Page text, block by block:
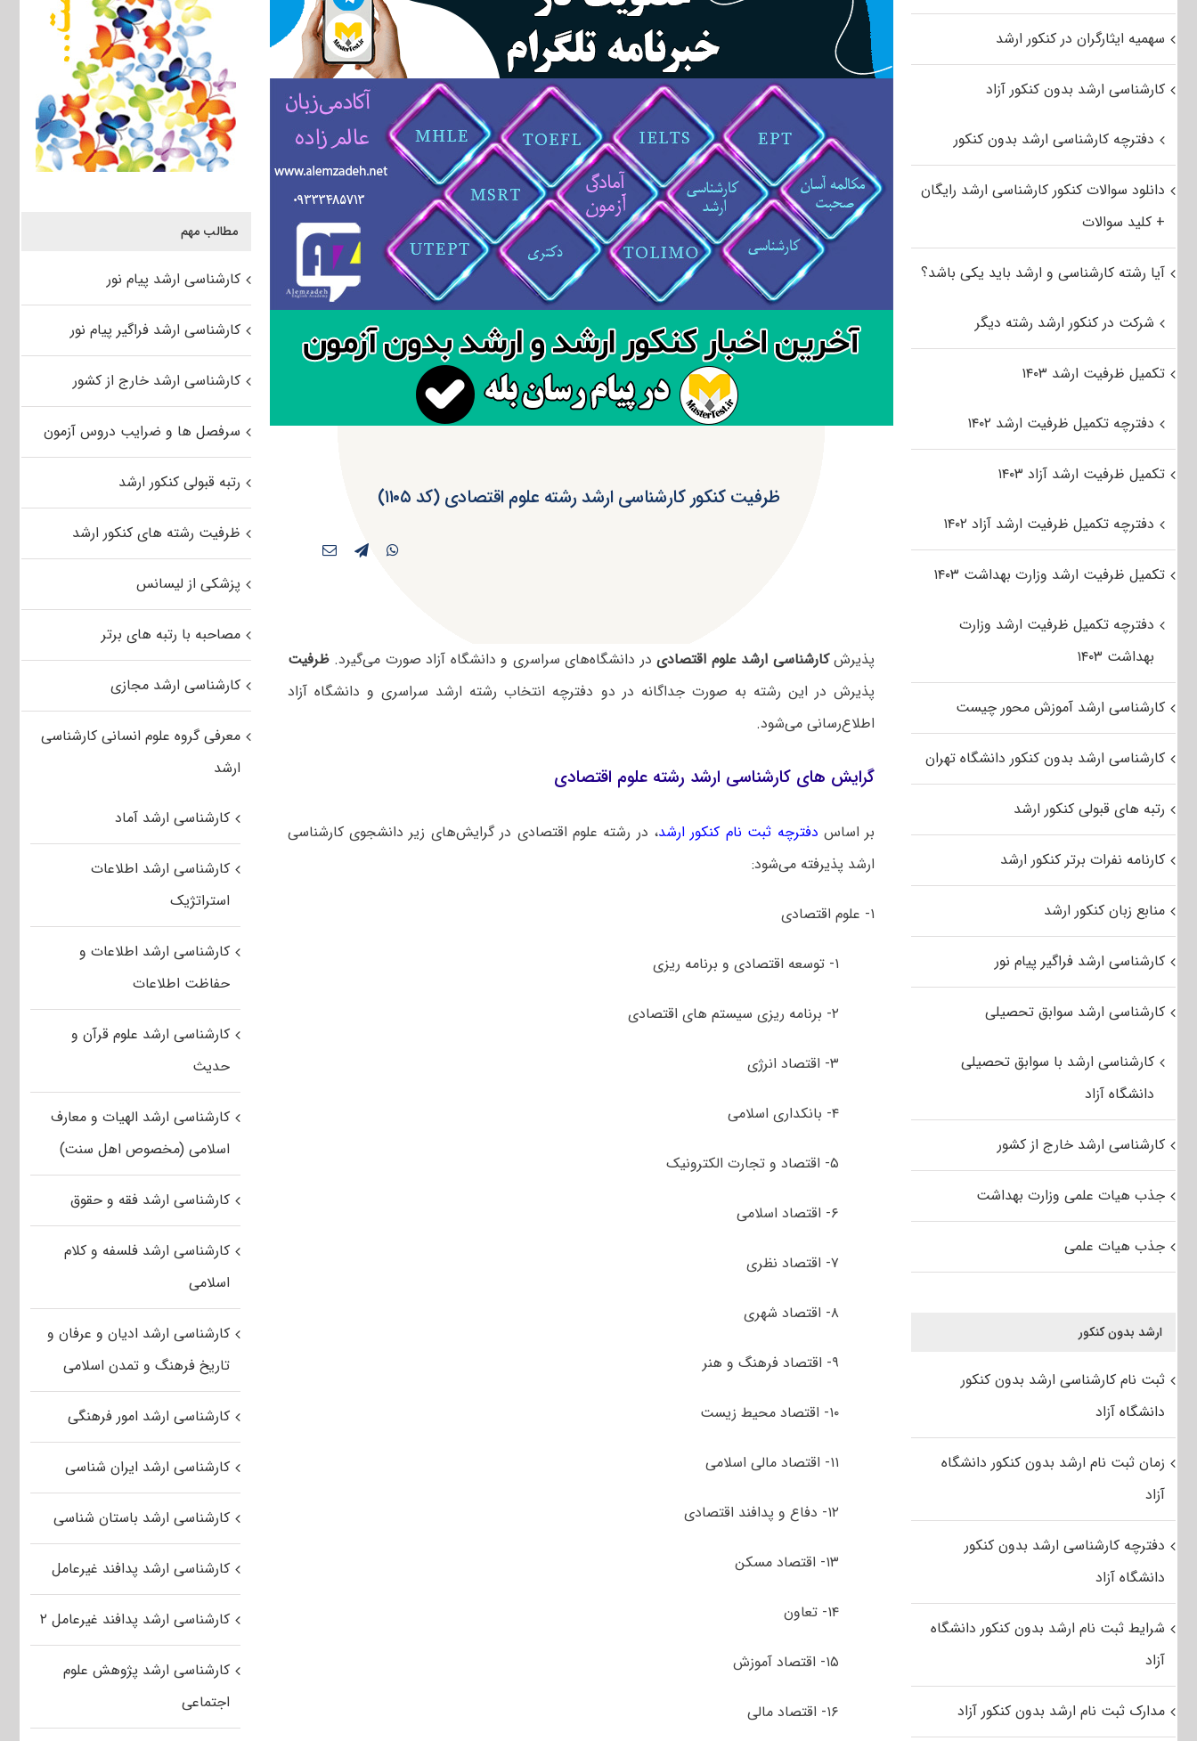
ظرفیت کنکور کارشناسی ارشد رشته علوم اقتصادی (کد ۱۱۰۵)
پذیرشکارشناسی ارشد علوم اقتصادیدر دانشگاه‌های سراسری و دانشگاه آزاد صورت می‌گیرد.ظرفیت
پذیرش در این رشته به صورت جداگانه در دو دفترچه انتخاب رشته ارشد سراسری و دانشگاه آزاد
اطلاع‌رسانی می‌شود.
گرایش های کارشناسی ارشد رشته علوم اقتصادی
بر اساس دفترچه ثبت نام کنکور ارشد، در رشته علوم اقتصادی در گرایش‌های زیر دانشجوی کارشناسی
ارشد پذیرفته می‌شود:
۱- علوم اقتصادی
۱- توسعه اقتصادی و برنامه ­ریزی
۲- برنامه­ ریزی سیستم­ های اقتصادی
۳- اقتصاد انرژی
۴- بانکداری اسلامی
۵- اقتصاد و تجارت الکترونیک
۶- اقتصاد اسلامی
۷- اقتصاد نظری
۸- اقتصاد شهری
۹- اقتصاد فرهنگ و هنر
۱۰- اقتصاد محیط زیست
۱۱- اقتصاد مالی اسلامی
۱۲- دفاع و پدافند اقتصادی
۱۳- اقتصاد مسکن
۱۴- تعاون
۱۵- اقتصاد آموزش
۱۶- اقتصاد مالی
مطالب مهم
کارشناسی ارشد پیام نور
کارشناسی ارشد فراگیر پیام نور
کارشناسی ارشد خارج از کشور
سرفصل ها و ضرایب دروس آزمون
رتبه قبولی کنکور ارشد
ظرفیت رشته های کنکور ارشد
پزشکی از لیسانس
مصاحبه با رتبه های برتر
کارشناسی ارشد مجازی
معرفی گروه علوم انسانی کارشناسی
ارشد
کارشناسی ارشد آماد
کارشناسی ارشد اطلاعات
استراتژیک
کارشناسی ارشد اطلاعات و
حفاظت اطلاعات
کارشناسی ارشد علوم قرآن و
حدیث
کارشناسی ارشد الهیات و معارف
اسلامی (مخصوص اهل سنت)
کارشناسی ارشد فقه و حقوق
کارشناسی ارشد فلسفه و کلام
اسلامی
کارشناسی ارشد ادیان و عرفان و
تاریخ فرهنگ و تمدن اسلامی
کارشناسی ارشد امور فرهنگی
کارشناسی ارشد ایران شناسی
کارشناسی ارشد باستان شناسی
کارشناسی ارشد پدافند غیرعامل
کارشناسی ارشد پدافند غیرعامل ۲
کارشناسی ارشد پژوهش علوم
اجتماعی
سهمیه ایثارگران در کنکور ارشد
کارشناسی ارشد بدون کنکور آزاد
دفترچه کارشناسی ارشد بدون کنکور
دانلود سوالات کنکور کارشناسی ارشد رایگان
+ کلید سوالات
آیا رشته کارشناسی و ارشد باید یکی باشد؟
شرکت در کنکور ارشد رشته دیگر
تکمیل ظرفیت ارشد ۱۴۰۳
دفترچه تکمیل ظرفیت ارشد ۱۴۰۲
تکمیل ظرفیت ارشد آزاد ۱۴۰۳
دفترچه تکمیل ظرفیت ارشد آزاد ۱۴۰۲
تکمیل ظرفیت ارشد وزارت بهداشت ۱۴۰۳
دفترچه تکمیل ظرفیت ارشد وزارت
بهداشت ۱۴۰۳
کارشناسی ارشد آموزش محور چیست
کارشناسی ارشد بدون کنکور دانشگاه تهران
رتبه های قبولی کنکور ارشد
کارنامه نفرات برتر کنکور ارشد
منابع زبان کنکور ارشد
کارشناسی ارشد فراگیر پیام نور
کارشناسی ارشد سوابق تحصیلی
کارشناسی ارشد با سوابق تحصیلی
دانشگاه آزاد
کارشناسی ارشد خارج از کشور
جذب هیات علمی وزارت بهداشت
جذب هیات علمی
ارشد بدون کنکور
ثبت نام کارشناسی ارشد بدون کنکور
دانشگاه آزاد
زمان ثبت نام ارشد بدون کنکور دانشگاه
آزاد
دفترچه کارشناسی ارشد بدون کنکور
دانشگاه آزاد
شرایط ثبت نام ارشد بدون کنکور دانشگاه
آزاد
مدارک ثبت نام ارشد بدون کنکور آزاد